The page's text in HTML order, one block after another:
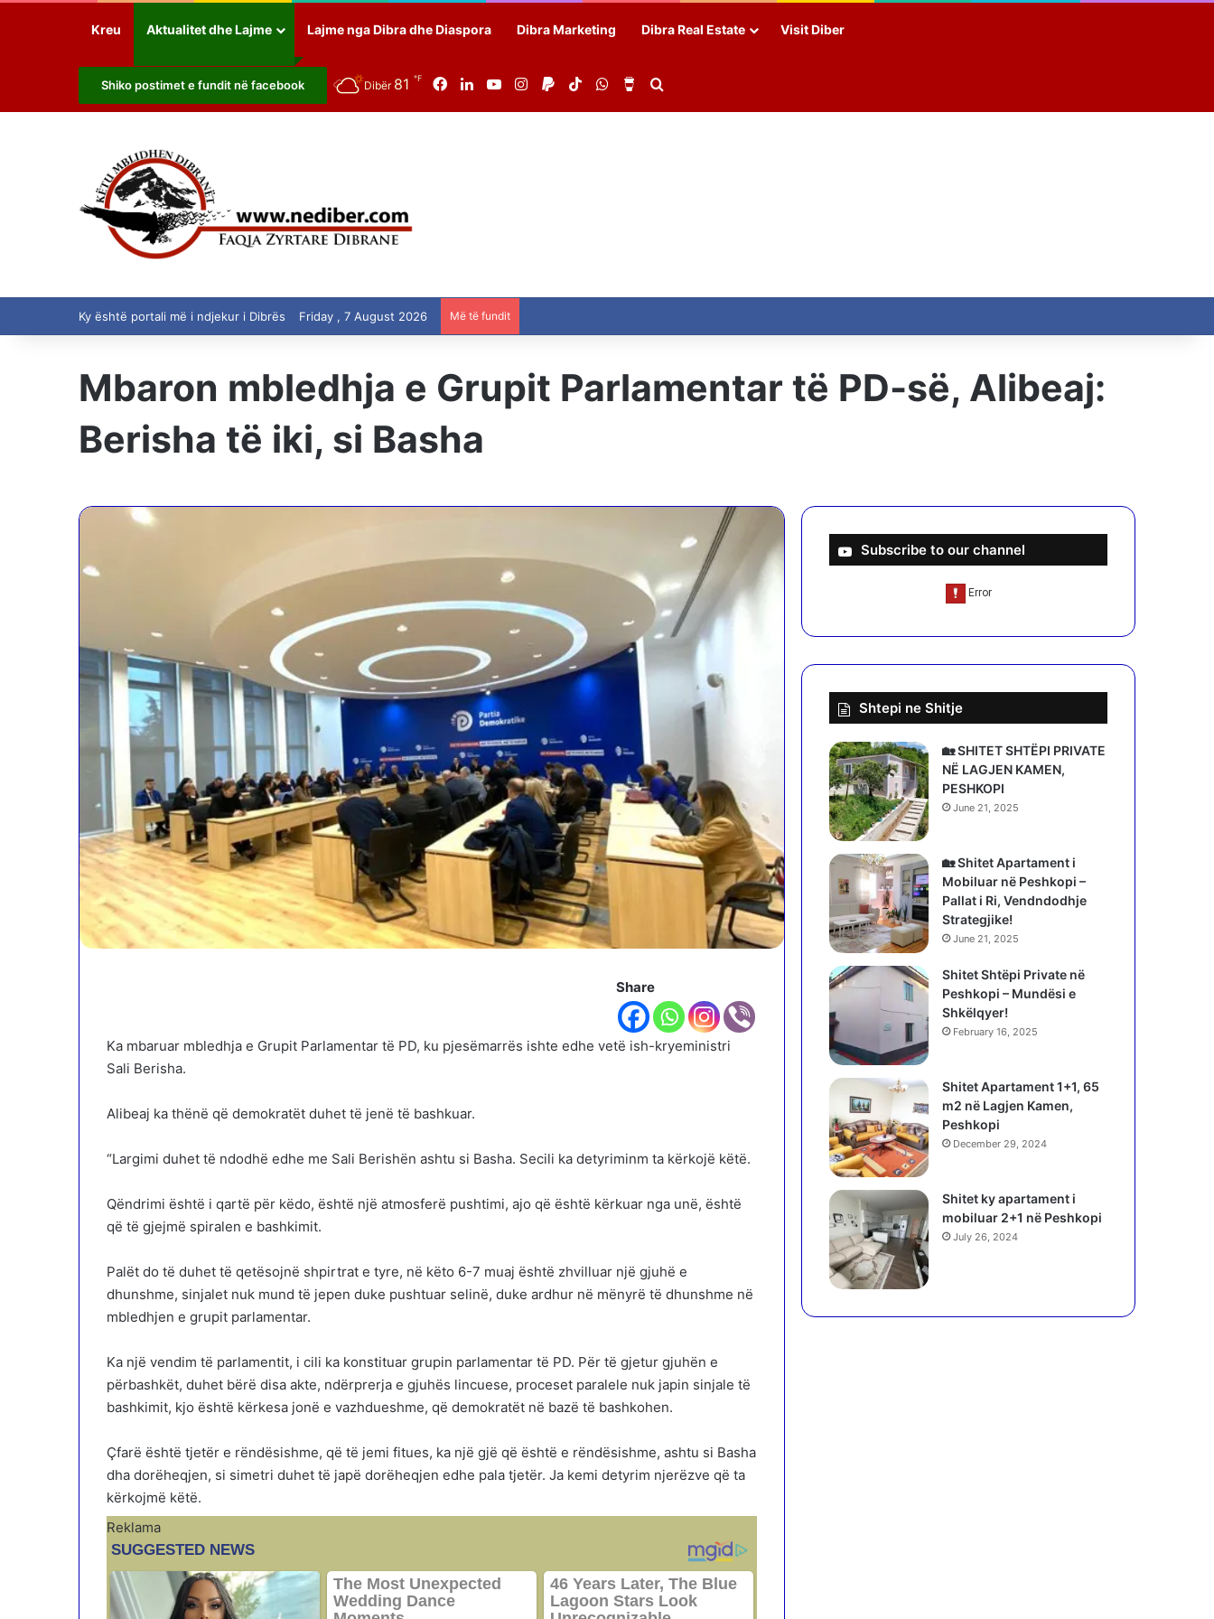
Kreu Aktualitet dhe Lajme Lajme nga Dibra dhe Diaspora Dibra Marketing Dibra Real Estate Visit Diber
Shiko postimet e fundit në facebook Dibër 81 ℉ FacebookLinkedInYouTubeInstagram
PaypalTikTokWhatsAppBuy Me a Coffee
Ky është portali më i ndjekur i Dibrës Friday , 7 August 2026 Më të fundit
Mbaron mbledhja e Grupit Parlamentar të PD-së, Alibeaj:
Berisha të iki, si Basha
Share
Ka mbaruar mbledhja e Grupit Parlamentar të PD, ku pjesëmarrës ishte edhe vetë ish-kryeministri
Sali Berisha.
Alibeaj ka thënë që demokratët duhet të jenë të bashkuar.
“Largimi duhet të ndodhë edhe me Sali Berishën ashtu si Basha. Secili ka detyriminm ta kërkojë këtë.
Qëndrimi është i qartë për këdo, është një atmosferë pushtimi, ajo që është kërkuar nga unë, është
që të gjejmë spiralen e bashkimit.
Palët do të duhet të qetësojnë shpirtrat e tyre, në këto 6-7 muaj është zhvilluar një gjuhë e
dhunshme, sinjalet nuk mund të jepen duke pushtuar selinë, duke ardhur në mënyrë të dhunshme në
mbledhjen e grupit parlamentar.
Ka një vendim të parlamentit, i cili ka konstituar grupin parlamentar të PD. Për të gjetur gjuhën e
përbashkët, duhet bërë disa akte, ndërprerja e gjuhës lincuese, proceset paralele nuk japin sinjale të
bashkimit, kjo është kërkesa jonë e vazhdueshme, që demokratët në bazë të bashkohen.
Çfarë është tjetër e rëndësishme, që të jemi fitues, ka një gjë që është e rëndësishme, ashtu si Basha
dha dorëheqjen, si simetri duhet të japë dorëheqjen edhe pala tjetër. Ja kemi detyrim njerëzve që ta
kërkojmë këtë.
Reklama
Subscribe to our channel
Shtepi ne Shitje
🏡 SHITET SHTËPI PRIVATE
NË LAGJEN KAMEN,
PESHKOPI
June 21, 2025
🏡 Shitet Apartament i
Mobiluar në Peshkopi –
Pallat i Ri, Vendndodhje
Strategjike!
June 21, 2025
Shitet Shtëpi Private në
Peshkopi – Mundësi e
Shkëlqyer!
February 16, 2025
Shitet Apartament 1+1, 65
m2 në Lagjen Kamen,
Peshkopi
December 29, 2024
Shitet ky apartament i
mobiluar 2+1 në Peshkopi
July 26, 2024